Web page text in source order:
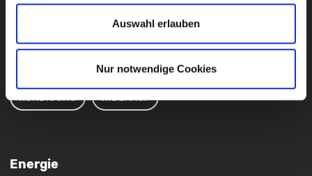
Auswahl erlauben
Nur notwendige Cookies
09721931 - 481
Hafen
931 - 259
KÜNDIGUNG WIDERRUF
Energie